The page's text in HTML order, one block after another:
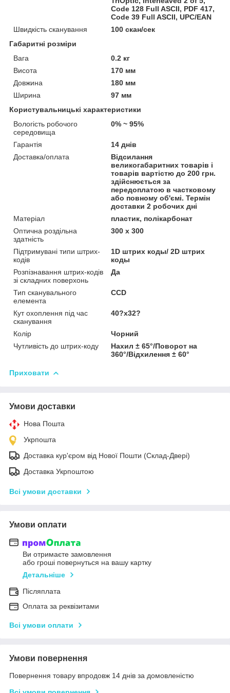
Code 128 Full ASCII, PDF 417,
Code 39 Full ASCII, UPC/EAN
Швидкість сканування
100 скан/сек
Габаритні розміри
Вага
0.2 кг
Висота
170 мм
Довжина
180 мм
Ширина
97 мм
Користувальницькі характеристики
Вологість робочого
середовища
0% ~ 95%
Гарантія
14 днів
Доставка/оплата
Відсилання
великогабаритних товарів і
товарів вартістю до 200 грн.
здійснюється за
передоплатою в частковому
або повному об'ємі. Термін
доставки 2 робочих дні
Матеріал
пластик, полікарбонат
Оптична роздільна
здатність
300 х 300
Підтримувані типи штрих-
кодів
1D штрих коды/ 2D штрих
коды
Розпізнавання штрих-кодів
зі складних поверхонь
Да
Тип сканувального
елемента
CCD
Кут охоплення під час
сканування
40?x32?
Колір
Чорний
Чутливість до штрих-коду
Нахил ± 65°/Поворот на
360°/Відхилення ± 60°
Приховати
Умови доставки
Нова Пошта
Укрпошта
Доставка кур'єром від Нової Пошти (Склад-Двері)
Доставка Укрпоштою
Всі умови доставки
Умови оплати
Ви отримаєте замовлення
або гроші повернуться на вашу картку
Детальніше
Післяплата
Оплата за реквізитами
Всі умови оплати
Умови повернення
Повернення товару впродовж 14 днів за домовленістю